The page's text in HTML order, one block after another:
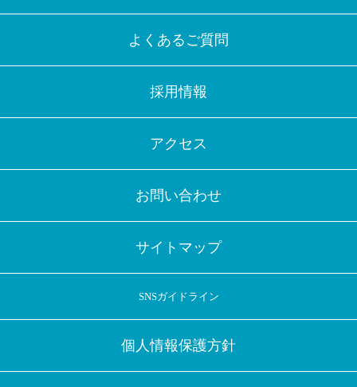
よくあるご質問
採用情報
アクセス
お問い合わせ
サイトマップ
SNSガイドライン
個人情報保護方針